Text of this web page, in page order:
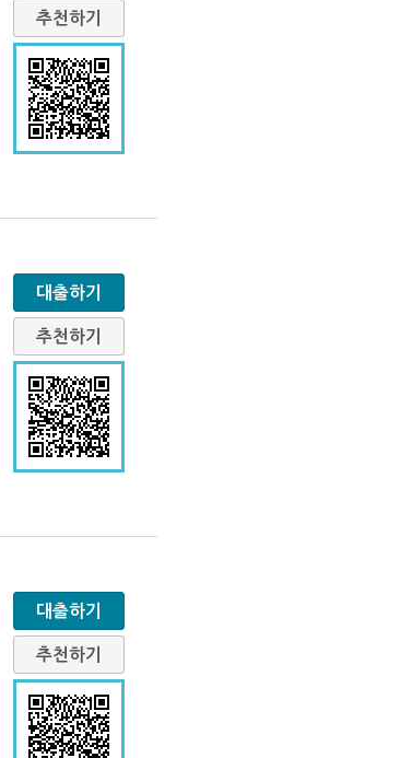
추천하기
대출하기
추천하기
대출하기
추천하기